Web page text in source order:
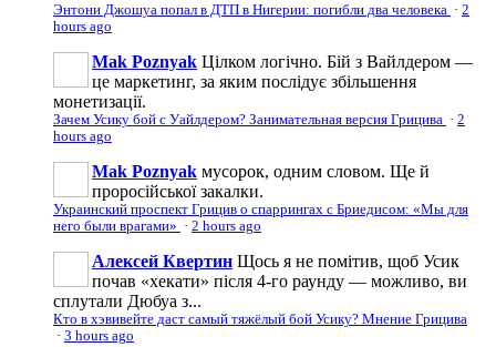
Энтони Джошуа попал в ДТП в Нигерии: погибли два человека · 2
hours ago
Mak Poznyak Цілком логічно. Бій з Вайлдером —
це маркетинг, за яким послідує збільшення
монетизації.
Зачем Усику бой с Уайлдером? Занимательная версия Грицива · 2
hours ago
Mak Poznyak мусорок, одним словом. Ще й
проросійської закалки.
Украинский проспект Грицив о спаррингах с Бриедисом: «Мы для
него были врагами» · 2 hours ago
Алексей Квертин Щось я не помітив, щоб Усик
почав «хекати» після 4-го раунду — можливо, ви
сплутали Дюбуа з...
Кто в хэвивейте даст самый тяжёлый бой Усику? Мнение Грицива
· 3 hours ago